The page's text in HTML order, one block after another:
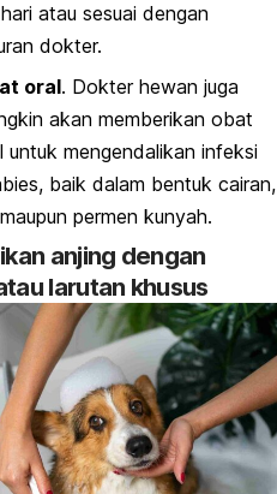
atau sesuai dengan
dokter.
oral. Dokter hewan juga
akan memberikan obat
untuk mengendalikan infeksi
, baik dalam bentuk cairan,
permen kunyah.
anjing dengan
larutan khusus